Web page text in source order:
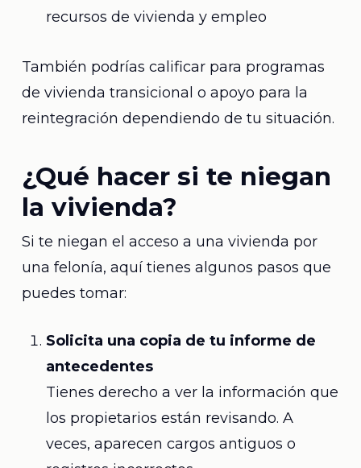
recursos de vivienda y empleo
También podrías calificar para programas
de vivienda transicional o apoyo para la
reintegración dependiendo de tu situación.
¿Qué hacer si te niegan
la vivienda?
Si te niegan el acceso a una vivienda por
una felonía, aquí tienes algunos pasos que
puedes tomar:
Solicita una copia de tu informe de
antecedentes
Tienes derecho a ver la información que
los propietarios están revisando. A
veces, aparecen cargos antiguos o